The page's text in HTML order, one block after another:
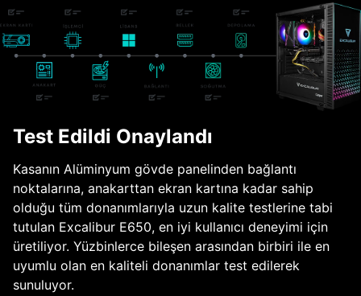
Test Edildi Onaylandı
Kasanın Alüminyum gövde panelinden bağlantı
noktalarına, anakarttan ekran kartına kadar sahip
olduğu tüm donanımlarıyla uzun kalite testlerine tabi
tutulan Excalibur E650, en iyi kullanıcı deneyimi için
üretiliyor. Yüzbinlerce bileşen arasından birbiri ile en
uyumlu olan en kaliteli donanımlar test edilerek
sunuluyor.